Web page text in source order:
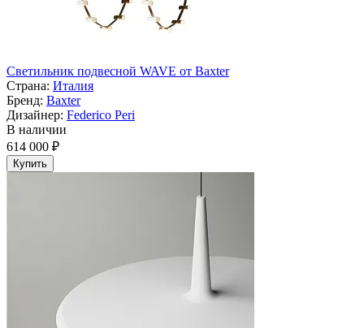
Светильник подвесной WAVE от Baxter
Страна: Италия
Бренд: Baxter
Дизайнер: Federico Peri
В наличии
614 000 ₽
Купить